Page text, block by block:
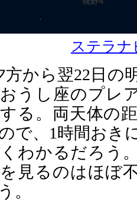
ステラナ
方から翌22日の
うし座のプレ
る。両天体の
で、1時間おき
わかるだろう
見るのはほぼ
。